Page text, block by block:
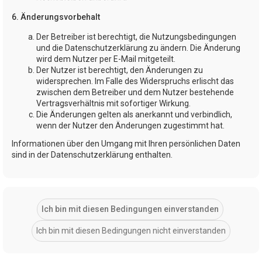
6. Änderungsvorbehalt
Der Betreiber ist berechtigt, die Nutzungsbedingungen
und die Datenschutzerklärung zu ändern. Die Änderung
wird dem Nutzer per E-Mail mitgeteilt.
Der Nutzer ist berechtigt, den Änderungen zu
widersprechen. Im Falle des Widerspruchs erlischt das
zwischen dem Betreiber und dem Nutzer bestehende
Vertragsverhältnis mit sofortiger Wirkung.
Die Änderungen gelten als anerkannt und verbindlich,
wenn der Nutzer den Änderungen zugestimmt hat.
Informationen über den Umgang mit Ihren persönlichen Daten
sind in der Datenschutzerklärung enthalten.